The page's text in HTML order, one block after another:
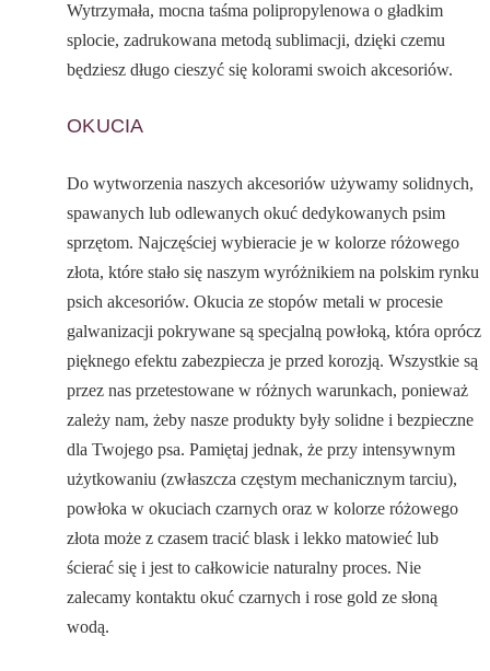
Wytrzymała, mocna taśma polipropylenowa o gładkim
splocie, zadrukowana metodą sublimacji, dzięki czemu
będziesz długo cieszyć się kolorami swoich akcesoriów.
OKUCIA
Do wytworzenia naszych akcesoriów używamy solidnych,
spawanych lub odlewanych okuć dedykowanych psim
sprzętom. Najczęściej wybieracie je w kolorze różowego
złota, które stało się naszym wyróżnikiem na polskim rynku
psich akcesoriów. Okucia ze stopów metali w procesie
galwanizacji pokrywane są specjalną powłoką, która oprócz
pięknego efektu zabezpiecza je przed korozją. Wszystkie są
przez nas przetestowane w różnych warunkach, ponieważ
zależy nam, żeby nasze produkty były solidne i bezpieczne
dla Twojego psa. Pamiętaj jednak, że przy intensywnym
użytkowaniu (zwłaszcza częstym mechanicznym tarciu),
powłoka w okuciach czarnych oraz w kolorze różowego
złota może z czasem tracić blask i lekko matowieć lub
ścierać się i jest to całkowicie naturalny proces. Nie
zalecamy kontaktu okuć czarnych i rose gold ze słoną
wodą.